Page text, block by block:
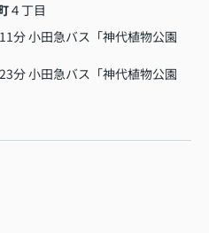
４丁目
分 小田急バス「神代植物公園
分 小田急バス「神代植物公園